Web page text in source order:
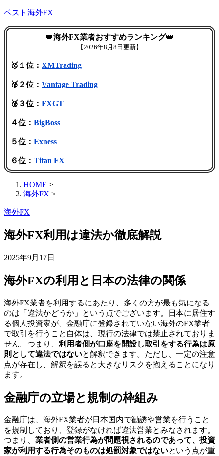
ベスト海外FX
👑海外FX業者おすすめランキング👑
【2026年8月8日更新】
🥇１位： XMTrading
🥈２位： Vantage Trading
🥉３位： FXGT
４位： BigBoss
５位： Exness
６位： Titan FX
HOME >
海外FX >
海外FX
海外FX利用は違法か徹底解説
2025年9月17日
海外FXの利用と日本の法律の関係
海外FX業者を利用するにあたり、多くの方が最も気になる
のは「違法かどうか」という点でございます。日本に居住す
る個人投資家が、金融庁に登録されていない海外のFX業者
で取引を行うこと自体は、現行の法律では禁止されておりま
せん。つまり、 利用者側が口座を開設し取引をする行為は原
則として違法ではないと解釈できます。ただし、一定の注意
点が存在し、解釈を誤ると大きなリスクを抱えることになり
ます。
金融庁の立場と規制の枠組み
金融庁は、海外FX業者が日本国内で勧誘や営業を行うこと
を規制しており、登録がなければ違法営業とみなされます。
つまり、 業者側の営業行為が問題視されるのであって、投資
家が利用する行為そのものは処罰対象ではないという点が重